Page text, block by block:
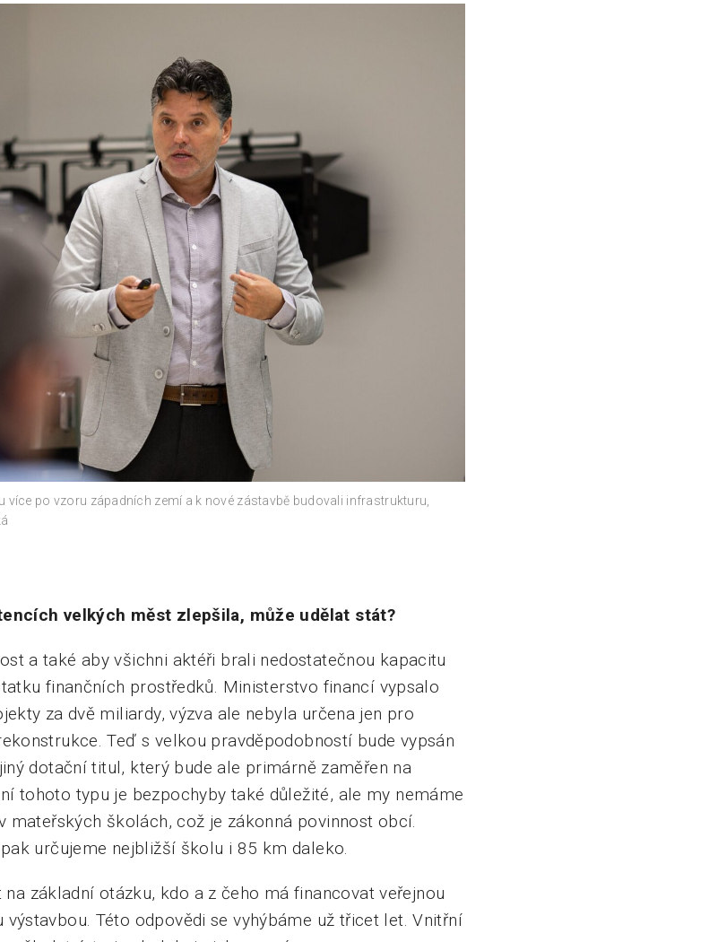
více po vzoru západních zemí a k nové zástavbě budovali infrastrukturu,
velkých měst zlepšila, může udělat stát?
a také aby všichni aktéři brali nedostatečnou kapacitu
finančních prostředků. Ministerstvo financí vypsalo
za dvě miliardy, výzva ale nebyla určena jen pro
Teď s velkou pravděpodobností bude vypsán
dotační titul, který bude ale primárně zaměřen na
tohoto typu je bezpochyby také důležité, ale my nemáme
školách, což je zákonná povinnost obcí.
určujeme nejbližší školu i 85 km daleko.
základní otázku, kdo a z čeho má financovat veřejnou
Této odpovědi se vyhýbáme už třicet let. Vnitřní